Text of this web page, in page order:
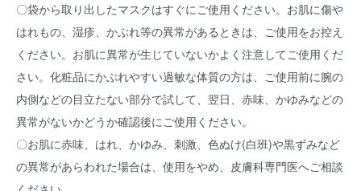
〇袋から取り出したマスクはすぐにご使用ください。お肌に傷や
はれもの、湿疹、かぶれ等の異常があるときは、ご使用をお控え
ください。お肌に異常が生じていないかよく注意してご使用くだ
さい。化粧品にかぶれやすい過敏な体質の方は、ご使用前に腕の
内側などの目立たない部分で試して、翌日、赤味、かゆみなどの
異常がないかどうか確認後にご使用ください。
〇お肌に赤味、はれ、かゆみ、刺激、色ぬけ(白班)や黒ずみなど
の異常があらわれた場合は、使用をやめ、皮膚科専門医へご相談